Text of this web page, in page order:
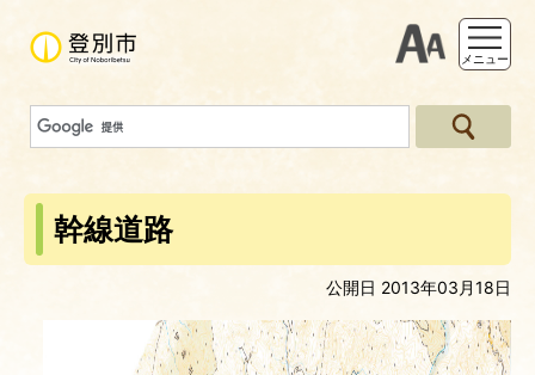
支援ツー
メニュー
幹線道路
公開日 2013年03月18日